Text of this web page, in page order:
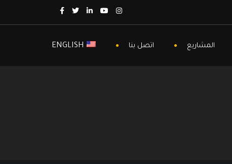
المشاريع اتصل بنا ENGLISH